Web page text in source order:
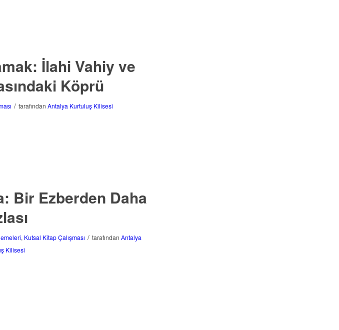
İlahi Vahiy ve
Köprü
/ tarafından Antalya Kurtuluş Kilisesi
Bir Ezberden Daha
, Kutsal Kitap Çalışması / tarafından Antalya
Kilisesi